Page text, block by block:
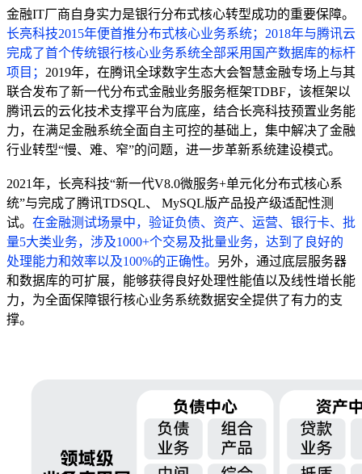
金融IT厂商自身实力是银行分布式核心转型成功的重要保障。
长亮科技2015年便首推分布式核心业务系统；2018年与腾讯云
完成了首个传统银行核心业务系统全部采用国产数据库的标杆
项目 ； 2019年，在腾讯全球数字生态大会智慧金融专场上与其
联合发布了新一代分布式金融业务服务框架TDBF，该框架以
腾讯云的云化技术支撑平台为底座，结合长亮科技预置业务能
力，在满足金融系统全面自主可控的基础上，集中解决了金融
行业转型“慢、难、窄”的问题，进一步革新系统建设模式。
2021年，长亮科技“新一代V8.0微服务+单元化分布式核心系
统”与完成了腾讯TDSQL、 MySQL版产品投产级适配性测
试。 在金融测试场景中，验证负债、资产、运营、银行卡、批
量5大类业务，涉及1000+个交易及批量业务，达到了良好的
处理能力和效率以及100%的正确性。 另外，通过底层服务器
和数据库的可扩展，能够获得良好处理性能值以及线性增长能
力，为全面保障银行核心业务系统数据安全提供了有力的支
撑。